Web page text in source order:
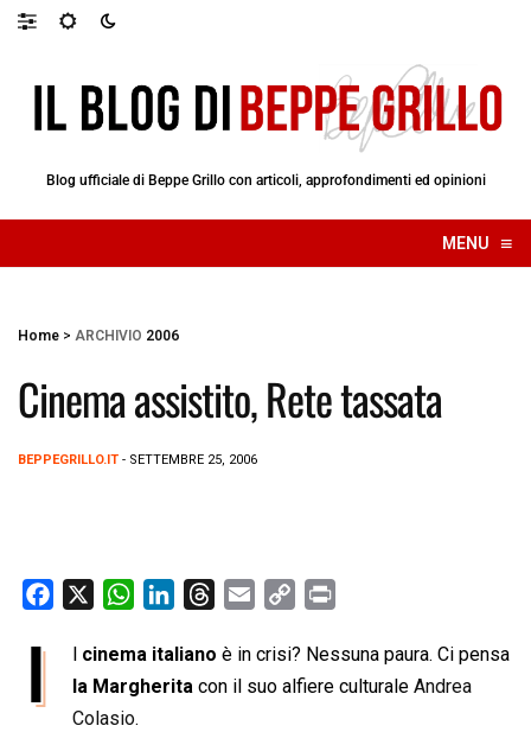
Blog ufficiale di Beppe Grillo con articoli, approfondimenti ed opinioni
MENU ≡
☰
Home > ARCHIVIO 2006
Cinema assistito, Rete tassata
BEPPEGRILLO.IT - SETTEMBRE 25, 2006
W
a
t
s
n
k
r
e
a
i
p
y
i
n
I cinema italiano è in crisi? Nessuna paura. Ci pensa
la Margherita con il suo alfiere culturale Andrea
Colasio.